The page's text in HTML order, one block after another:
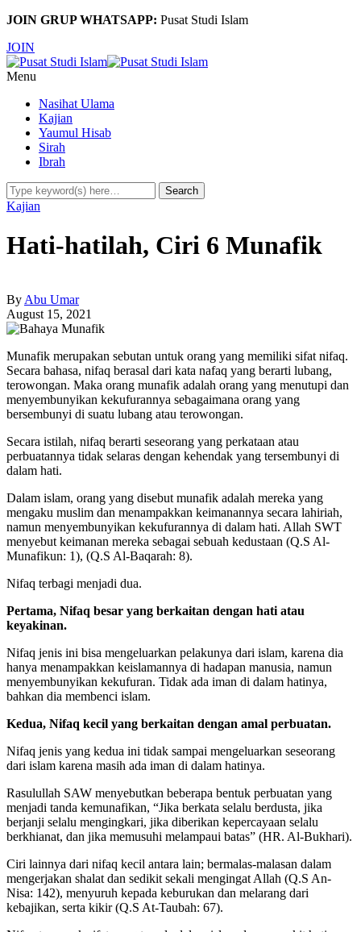
JOIN GRUP WHATSAPP: Pusat Studi Islam
JOIN
Menu
Nasihat Ulama
Kajian
Yaumul Hisab
Sirah
Ibrah
Kajian
Hati-hatilah, Ciri 6 Munafik
By Abu Umar
August 15, 2021
Munafik merupakan sebutan untuk orang yang memiliki sifat nifaq.
Secara bahasa, nifaq berasal dari kata nafaq yang berarti lubang,
terowongan. Maka orang munafik adalah orang yang menutupi dan
menyembunyikan kekufurannya sebagaimana orang yang
bersembunyi di suatu lubang atau terowongan.
Secara istilah, nifaq berarti seseorang yang perkataan atau
perbuatannya tidak selaras dengan kehendak yang tersembunyi di
dalam hati.
Dalam islam, orang yang disebut munafik adalah mereka yang
mengaku muslim dan menampakkan keimanannya secara lahiriah,
namun menyembunyikan kekufurannya di dalam hati. Allah SWT
menyebut keimanan mereka sebagai sebuah kedustaan (Q.S Al-
Munafikun: 1), (Q.S Al-Baqarah: 8).
Nifaq terbagi menjadi dua.
Pertama, Nifaq besar yang berkaitan dengan hati atau
keyakinan.
Nifaq jenis ini bisa mengeluarkan pelakunya dari islam, karena dia
hanya menampakkan keislamannya di hadapan manusia, namun
menyembunyikan kekufuran. Tidak ada iman di dalam hatinya,
bahkan dia membenci islam.
Kedua, Nifaq kecil yang berkaitan dengan amal perbuatan.
Nifaq jenis yang kedua ini tidak sampai mengeluarkan seseorang
dari islam karena masih ada iman di dalam hatinya.
Rasulullah SAW menyebutkan beberapa bentuk perbuatan yang
menjadi tanda kemunafikan, “Jika berkata selalu berdusta, jika
berjanji selalu mengingkari, jika diberikan kepercayaan selalu
berkhianat, dan jika memusuhi melampaui batas” (HR. Al-Bukhari).
Ciri lainnya dari nifaq kecil antara lain; bermalas-malasan dalam
mengerjakan shalat dan sedikit sekali mengingat Allah (Q.S An-
Nisa: 142), menyuruh kepada keburukan dan melarang dari
kebajikan, serta kikir (Q.S At-Taubah: 67).